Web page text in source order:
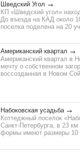
Шведский Угол
КП «Шведский угол»
До въезда на КАД около
поселка поделена на 20
Американский квартал
Американский квартал в
мечту о собственном
воссозданная в Новом
Набоковская усадьба
Коттеджный поселок
Санкт-Петербурга, в 23
формы имеют размеры 10